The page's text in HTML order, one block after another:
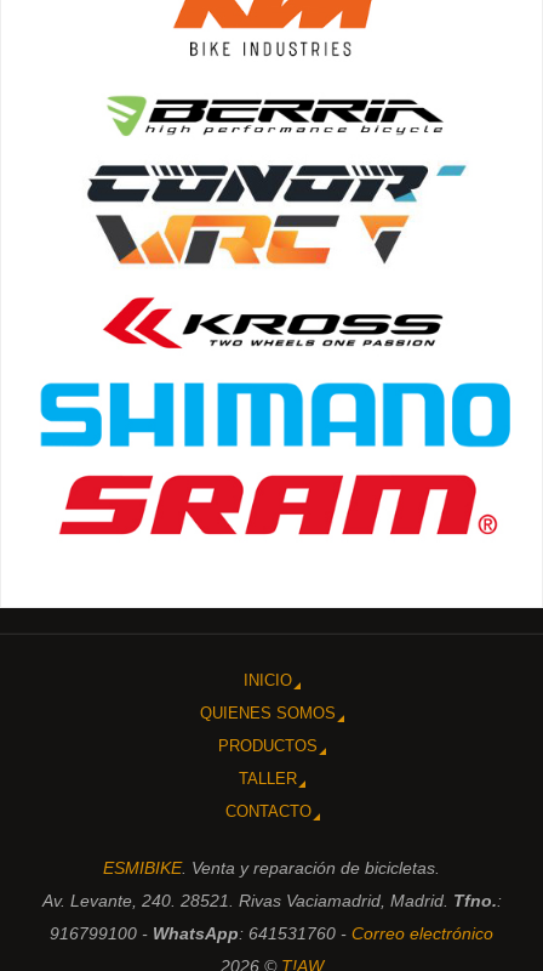
INICIO
QUIENES SOMOS
PRODUCTOS
TALLER
CONTACTO
ESMIBIKE. Venta y reparación de bicicletas.
Av. Levante, 240. 28521. Rivas Vaciamadrid, Madrid. Tfno.:
916799100 - WhatsApp: 641531760 - Correo electrónico
2026 © T!AW